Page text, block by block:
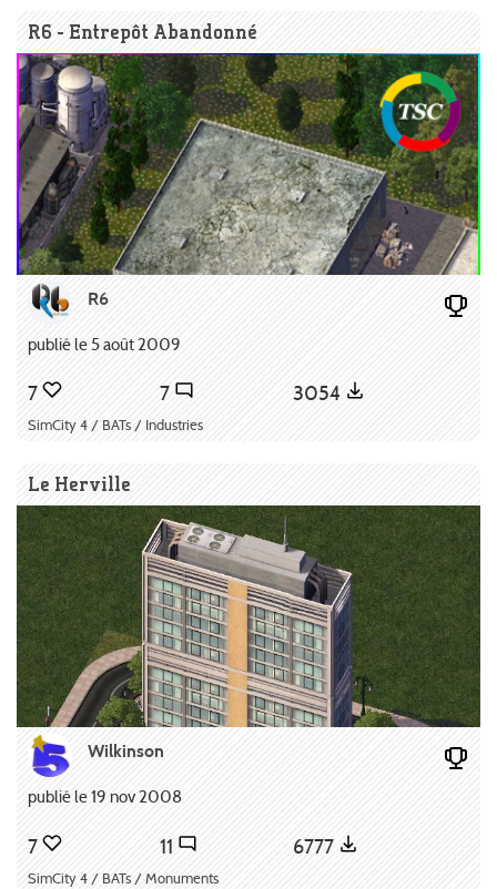
R6 - Entrepôt Abandonné
R6
publié le 5 août 2009
7 7 3054
SimCity 4 / BATs / Industries
Le Herville
Wilkinson
publié le 19 nov 2008
7 11 6777
SimCity 4 / BATs / Monuments